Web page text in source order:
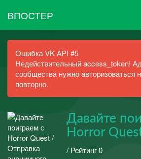
ВПОСТЕР
Ошибка VK API #5
Недействительный access_token!
сообщества нужно авторизоваться
повторно.
Давайте
Horror
/ Рейтинг 0